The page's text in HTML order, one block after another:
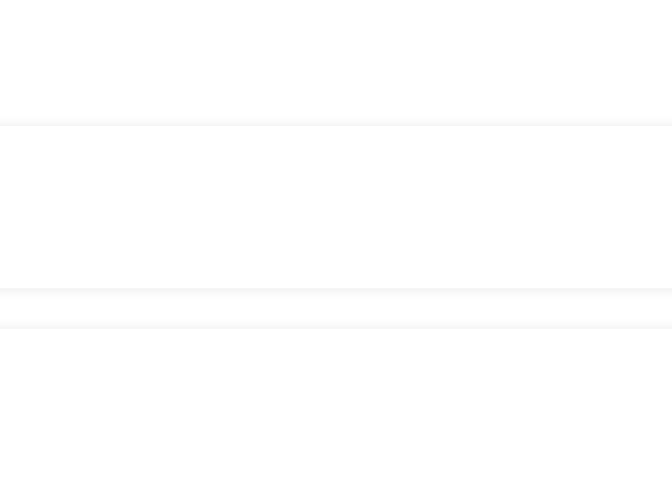
sans complications.
du marché.
des plateformes et des dApps.